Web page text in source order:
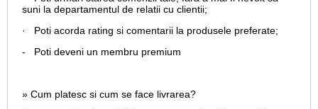
suni la departamentul de relatii cu clientii;
· Poti acorda rating si comentarii la produsele preferate;
- Poti deveni un membru premium
» Cum platesc si cum se face livrarea?